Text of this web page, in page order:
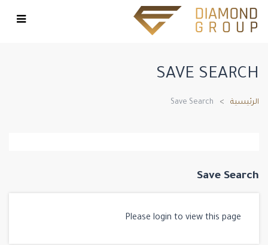
SAVE SEARCH
الرئيسية Save Search
Save Search
Please login to view this page